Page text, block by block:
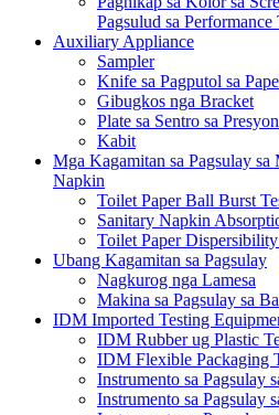
Pagsulud sa Performance
Auxiliary Appliance
Sampler
Knife sa Pagputol sa
Gibugkos nga Bracket
Plate sa Sentro sa
Kabit
Mga Kagamitan sa Pagsulay
Napkin
Toilet Paper Ball Burst
Sanitary Napkin
Toilet Paper Dispersibility
Ubang Kagamitan sa Pagsulay
Nagkurog nga Lamesa
Makina sa Pagsulay sa
IDM Imported Testing
IDM Rubber ug Plastic
IDM Flexible Packaging
Instrumento sa Pagsulay
Instrumento sa Pagsulay